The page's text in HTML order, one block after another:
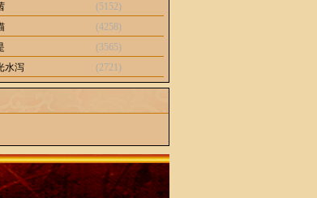
(5152)
(4258)
(3565)
水泻 (2721)